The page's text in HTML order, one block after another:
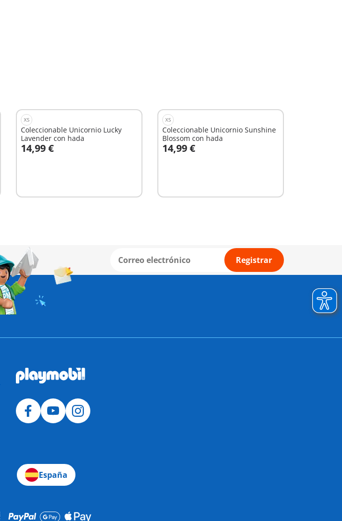
XS
Coleccionable Unicornio Lucky
Lavender con hada
14,99 €
A la cesta
XS
Coleccionable Unicornio Sunshine
Blossom con hada
14,99 €
A la cesta
Registrar
España